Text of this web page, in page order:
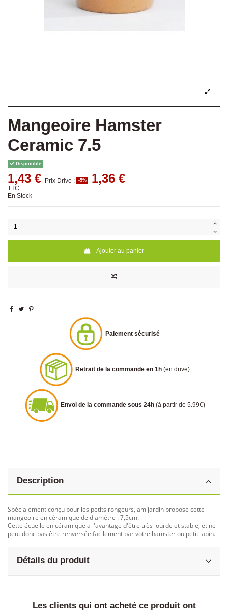
Mangeoire Hamster
Ceramic 7.5
Disponible
1,43 € Prix Drive : -5% 1,36 €
TTC
En Stock
Ajouter au panier
Paiement sécurisé
Retrait de la commande en 1h (en drive)
Envoi de la commande sous 24h (à partir de 5.99€)
Description
Spécialement conçu pour les petits rongeurs, amijardin propose cette
mangeoire en céramique de diamètre : 7,5cm.
Cette écuelle en céramique a l'avantage d'être très lourde et stable, et ne
peut donc pas être renversée facilement par votre hamster ou petit lapin.
Détails du produit
Les clients qui ont acheté ce produit ont